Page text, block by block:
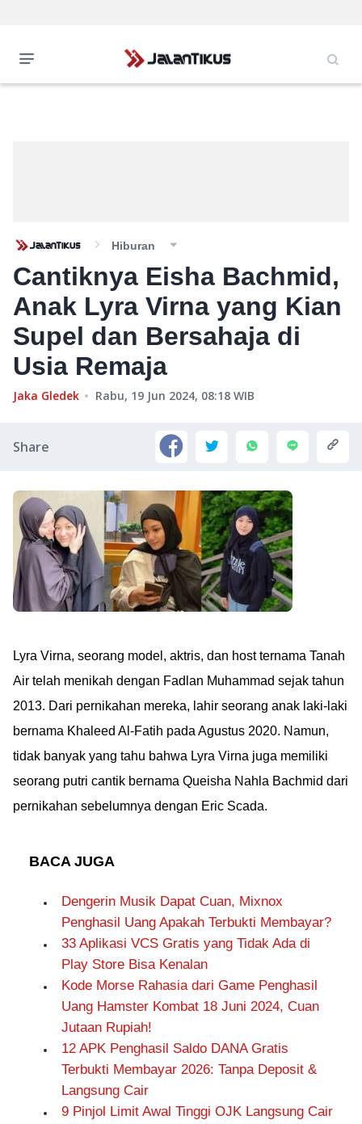
Hiburan
Cantiknya Eisha Bachmid,
Anak Lyra Virna yang Kian
Supel dan Bersahaja di
Usia Remaja
Jaka Gledek Rabu, 19 Jun 2024, 08:18 WIB
Share
Lyra Virna, seorang model, aktris, dan host ternama Tanah
Air telah menikah dengan Fadlan Muhammad sejak tahun
2013. Dari pernikahan mereka, lahir seorang anak laki-laki
bernama Khaleed Al-Fatih pada Agustus 2020. Namun,
tidak banyak yang tahu bahwa Lyra Virna juga memiliki
seorang putri cantik bernama Queisha Nahla Bachmid dari
pernikahan sebelumnya dengan Eric Scada.
BACA JUGA
Dengerin Musik Dapat Cuan, Mixnox
Penghasil Uang Apakah Terbukti Membayar?
33 Aplikasi VCS Gratis yang Tidak Ada di
Play Store Bisa Kenalan
Kode Morse Rahasia dari Game Penghasil
Uang Hamster Kombat 18 Juni 2024, Cuan
Jutaan Rupiah!
12 APK Penghasil Saldo DANA Gratis
Terbukti Membayar 2026: Tanpa Deposit &
Langsung Cair
9 Pinjol Limit Awal Tinggi OJK Langsung Cair